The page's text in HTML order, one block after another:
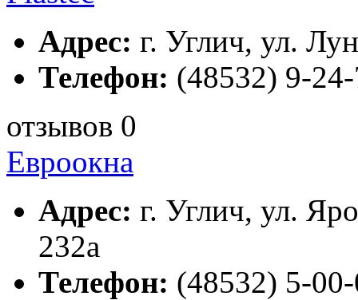
Адрес: г. Углич, ул.
Телефон: (48532) 9-
отзывов 0
Евроокна
Адрес: г. Углич, ул.
232а
Телефон: (48532) 5-